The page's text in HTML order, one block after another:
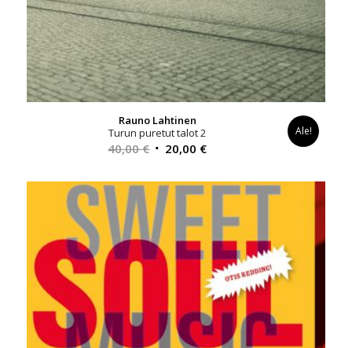
Rauno Lahtinen
Turun puretut talot 2
40,00€ Alkuperäinen
oli:
40,00 €.
20,00 €Nykyinen
on:
Ale!